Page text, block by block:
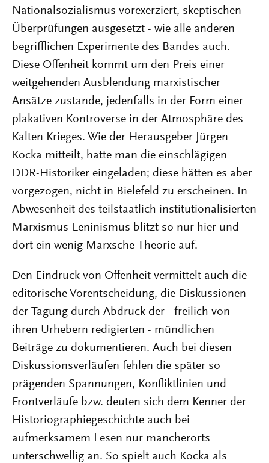
Nationalsozialismus vorexerziert, skeptischen
Überprüfungen ausgesetzt - wie alle anderen
begrifflichen Experimente des Bandes auch.
Diese Offenheit kommt um den Preis einer
weitgehenden Ausblendung marxistischer
Ansätze zustande, jedenfalls in der Form einer
plakativen Kontroverse in der Atmosphäre des
Kalten Krieges. Wie der Herausgeber Jürgen
Kocka mitteilt, hatte man die einschlägigen
DDR-Historiker eingeladen; diese hätten es aber
vorgezogen, nicht in Bielefeld zu erscheinen. In
Abwesenheit des teilstaatlich institutionalisierten
Marxismus-Leninismus blitzt so nur hier und
dort ein wenig Marxsche Theorie auf.
Den Eindruck von Offenheit vermittelt auch die
editorische Vorentscheidung, die Diskussionen
der Tagung durch Abdruck der - freilich von
ihren Urhebern redigierten - mündlichen
Beiträge zu dokumentieren. Auch bei diesen
Diskussionsverläufen fehlen die später so
prägenden Spannungen, Konfliktlinien und
Frontverläufe bzw. deuten sich dem Kenner der
Historiographiegeschichte auch bei
aufmerksamem Lesen nur mancherorts
unterschwellig an. So spielt auch Kocka als